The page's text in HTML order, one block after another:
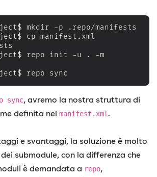
mkdir -p .repo/manifests
cp manifest.xml
repo init -u . -m
repo sync
sync, avremo la nostra struttura di
definita nel manifest.xml.
e svantaggi, la soluzione è molto
submodule, con la differenza che
è demandata a repo,